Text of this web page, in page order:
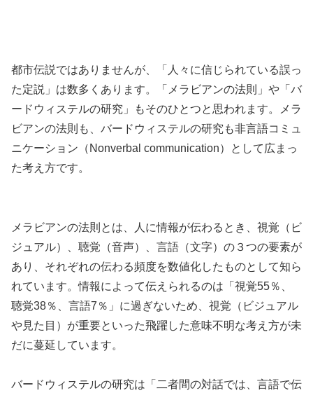
都市伝説ではありませんが、「人々に信じられている誤っ
た定説」は数多くあります。「メラビアンの法則」や「バ
ードウィステルの研究」もそのひとつと思われます。メラ
ビアンの法則も、バードウィステルの研究も非言語コミュ
ニケーション（Nonverbal communication）として広まっ
た考え方です。
メラビアンの法則とは、人に情報が伝わるとき、視覚（ビ
ジュアル）、聴覚（音声）、言語（文字）の３つの要素が
あり、それぞれの伝わる頻度を数値化したものとして知ら
れています。情報によって伝えられるのは「視覚55％、
聴覚38％、言語7％」に過ぎないため、視覚（ビジュアル
や見た目）が重要といった飛躍した意味不明な考え方が未
だに蔓延しています。
バードウィステルの研究は「二者間の対話では、言語で伝